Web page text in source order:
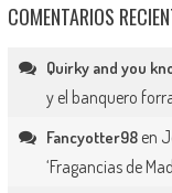
COMENTARIOS
Quirky and you
y el banquero
Fancyotter98en
‘Fragancias de